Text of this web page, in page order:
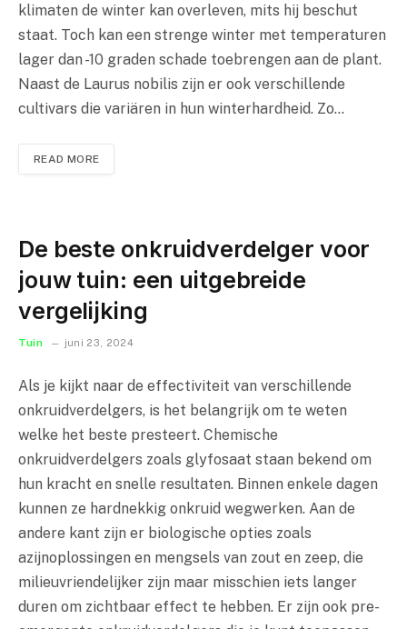
klimaten de winter kan overleven, mits hij beschut
staat. Toch kan een strenge winter met temperaturen
lager dan -10 graden schade toebrengen aan de plant.
Naast de Laurus nobilis zijn er ook verschillende
cultivars die variären in hun winterhardheid. Zo…
READ MORE
De beste onkruidverdelger voor
jouw tuin: een uitgebreide
vergelijking
Tuin juni 23, 2024
Als je kijkt naar de effectiviteit van verschillende
onkruidverdelgers, is het belangrijk om te weten
welke het beste presteert. Chemische
onkruidverdelgers zoals glyfosaat staan bekend om
hun kracht en snelle resultaten. Binnen enkele dagen
kunnen ze hardnekkig onkruid wegwerken. Aan de
andere kant zijn er biologische opties zoals
azijnoplossingen en mengsels van zout en zeep, die
milieuvriendelijker zijn maar misschien iets langer
duren om zichtbaar effect te hebben. Er zijn ook pre-